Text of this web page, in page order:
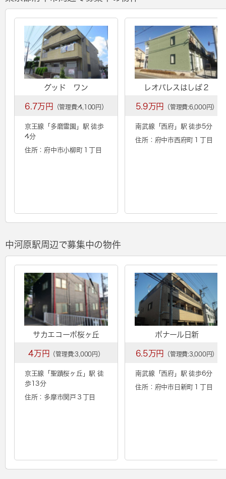
グッド ワン
6.7万円 （管理費:4,100円）
京王線「 多磨霊園 」駅 徒歩
4分
住所：府中市小柳町１丁目
レオパレスはしば２
5.9万円 （管理費:6,000円）
南武線「西府」駅 徒歩5分
住所：府中市西府町１丁目
中河原駅周辺で募集中の物件
サカエコーポ桜ヶ丘
4万円 （管理費:3,000円）
京王線「 聖蹟桜ヶ丘 」駅 徒
歩13分
住所：多摩市関戸３丁目
ポナール日新
6.5万円 （管理費:3,000円）
南武線「西府」駅 徒歩6分
住所：府中市日新町１丁目